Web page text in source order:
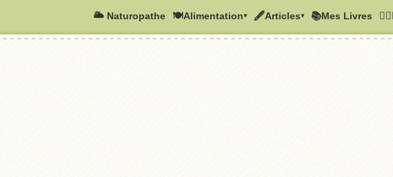
🌥️ Naturopathe 🍽Alimentation▾ 🖋Articles▾ 📚Mes Livres